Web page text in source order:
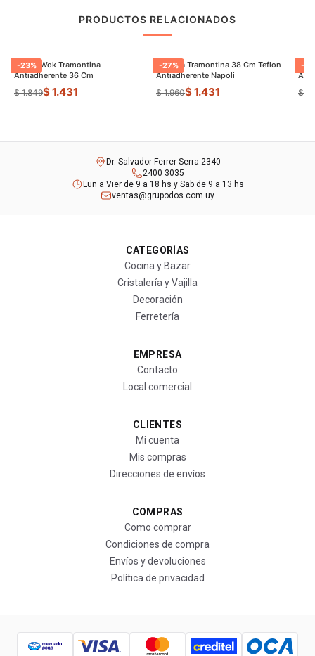
PRODUCTOS RELACIONADOS
-23%
Sarten Wok Tramontina
Antiadherente 36 Cm
$ 1.849$ 1.431
-27%
Paellera Tramontina 38 Cm Teflon
Antiadherente Napoli
$ 1.960$ 1.431
-
$
Dr. Salvador Ferrer Serra 2340
2400 3035
Lun a Vier de 9 a 18 hs y Sab de 9 a 13 hs
ventas@grupodos.com.uy
CATEGORÍAS
Cocina y Bazar
Cristalería y Vajilla
Decoración
Ferretería
EMPRESA
Contacto
Local comercial
CLIENTES
Mi cuenta
Mis compras
Direcciones de envíos
COMPRAS
Como comprar
Condiciones de compra
Envíos y devoluciones
Política de privacidad